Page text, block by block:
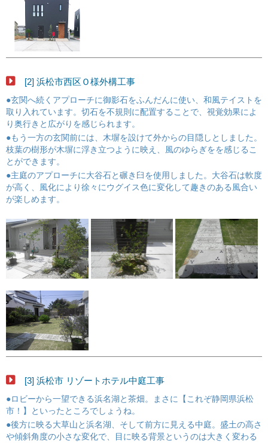
[2] 浜松市西区Ｏ様外構工事
●玄関へ続くアプローチに御影石をふんだんに使い、和風テイストを
取り入れています。切石を不規則に配置することで、視覚効果によ
り奥行きと広がりを感じられます。
●もう一方の玄関前には、木塀を設けて外からの目隠しとしました。
枝葉の樹形が木塀に浮き立つように映え、風のゆらぎをを感じるこ
とができます。
●主庭のアプローチに大谷石と碾き臼を使用しました。大谷石は軟度
が高く、風化により徐々にウグイス色に変化して趣きのある風合い
が楽しめます。
[3] 浜松市 リゾートホテル中庭工事
●ロビーから一望できる浜名湖と茶畑。まさに【これぞ静岡県浜松
市！】といったところでしょうね。
●後方に映る大草山と浜名湖、そして前方に見える中庭。盛土の高さ
や傾斜角度の小さな変化で、目に映る背景というのは大きく変わる